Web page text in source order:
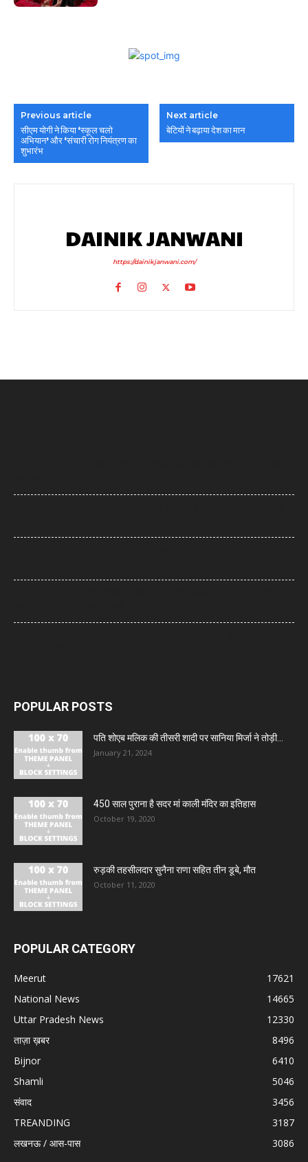
Previous article
सीएम योगी ने किया ‘स्कूल चलो
अभियान’ और ‘संचारी रोग नियंत्रण का
शुभारंभ
Next article
बेटियों ने बढ़ाया देश का मान
DAINIK JANWANI
https://dainikjanwani.com/
POPULAR POSTS
पति शोएब मलिक की तीसरी शादी पर सानिया मिर्जा ने तोड़ी...
January 21, 2024
450 साल पुराना है सदर मां काली मंदिर का इतिहास
October 19, 2020
रुड़की तहसीलदार सुनैना राणा सहित तीन डूबे, मौत
October 11, 2020
POPULAR CATEGORY
Meerut
17621
National News
14665
Uttar Pradesh News
12330
ताज़ा ख़बर
8496
Bijnor
6410
Shamli
5046
संवाद
3456
TREANDING
3187
लखनऊ / आस-पास
3086